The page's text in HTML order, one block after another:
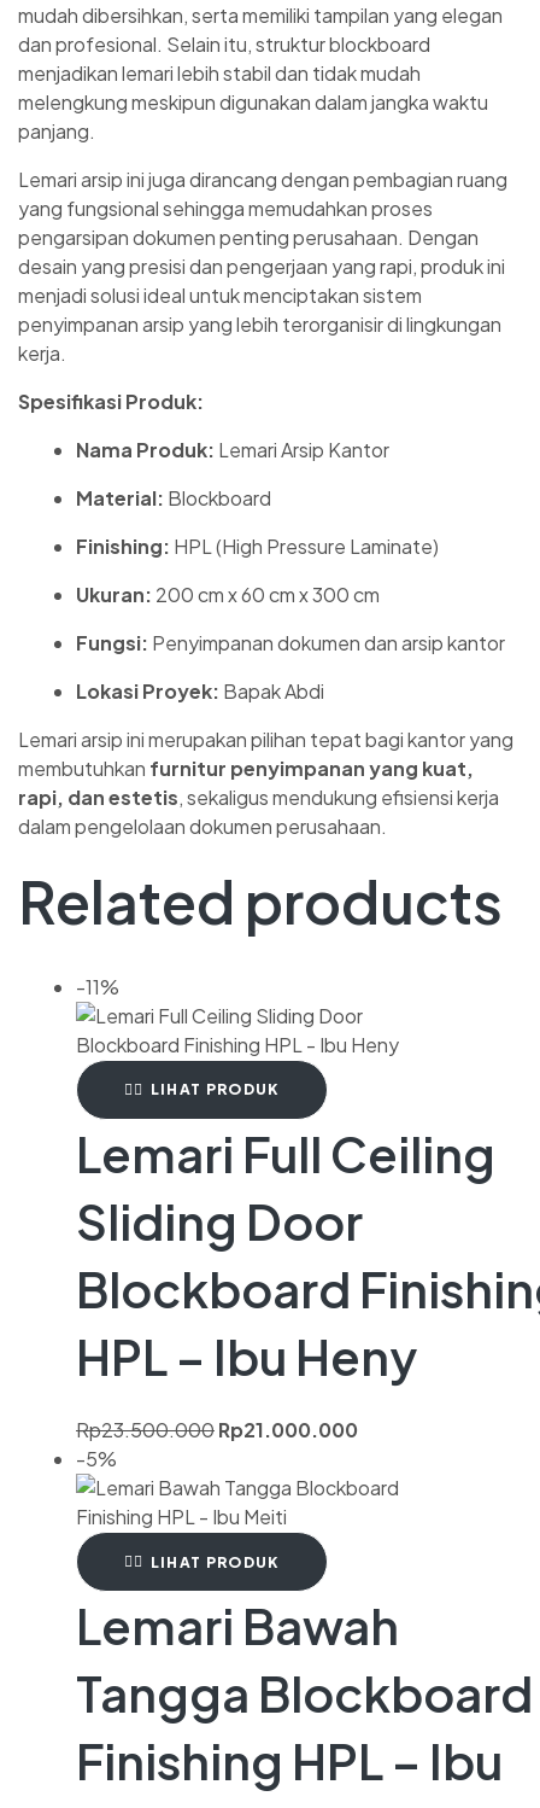
mudah dibersihkan, serta memiliki tampilan yang elegan
dan profesional. Selain itu, struktur blockboard
menjadikan lemari lebih stabil dan tidak mudah
melengkung meskipun digunakan dalam jangka waktu
panjang.
Lemari arsip ini juga dirancang dengan pembagian ruang
yang fungsional sehingga memudahkan proses
pengarsipan dokumen penting perusahaan. Dengan
desain yang presisi dan pengerjaan yang rapi, produk ini
menjadi solusi ideal untuk menciptakan sistem
penyimpanan arsip yang lebih terorganisir di lingkungan
kerja.
Spesifikasi Produk:
Nama Produk: Lemari Arsip Kantor
Material: Blockboard
Finishing: HPL (High Pressure Laminate)
Ukuran: 200 cm x 60 cm x 300 cm
Fungsi: Penyimpanan dokumen dan arsip kantor
Lokasi Proyek: Bapak Abdi
Lemari arsip ini merupakan pilihan tepat bagi kantor yang
membutuhkan furnitur penyimpanan yang kuat,
rapi, dan estetis, sekaligus mendukung efisiensi kerja
dalam pengelolaan dokumen perusahaan.
Related products
-11%
LIHAT PRODUK
Lemari Full Ceiling
Sliding Door
Blockboard
HPL – Ibu Heny
Rp23.500.000Rp21.000.000
-5%
LIHAT PRODUK
Lemari Bawah
Tangga Blockboard
Finishing HPL – Ibu